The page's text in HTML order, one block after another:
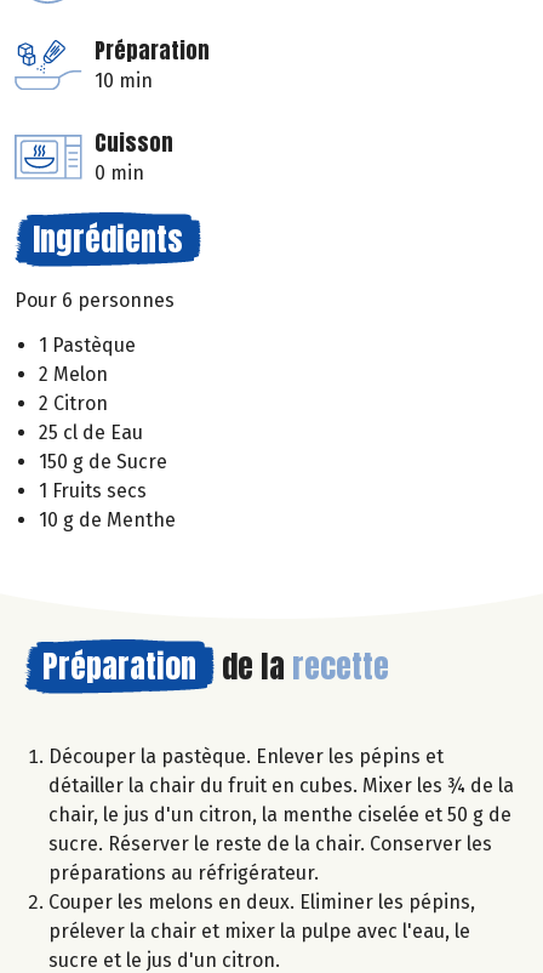
Préparation
10 min
Cuisson
0 min
Ingrédients
Pour 6 personnes
1 Pastèque
2 Melon
2 Citron
25 cl de Eau
150 g de Sucre
1 Fruits secs
10 g de Menthe
Préparation de la recette
Découper la pastèque. Enlever les pépins et
détailler la chair du fruit en cubes. Mixer les ¾ de la
chair, le jus d'un citron, la menthe ciselée et 50 g de
sucre. Réserver le reste de la chair. Conserver les
préparations au réfrigérateur.
Couper les melons en deux. Eliminer les pépins,
prélever la chair et mixer la pulpe avec l'eau, le
sucre et le jus d'un citron.